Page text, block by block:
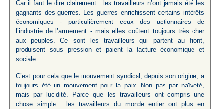
Car il faut le dire clairement : les travailleurs n’ont jamais été les
gagnants des guerres. Les guerres enrichissent certains intérêts
économiques - particulièrement ceux des actionnaires de
l’industrie de l’armement - mais elles coûtent toujours très cher
aux peuples. Ce sont les travailleurs qui partent au front,
produisent sous pression et paient la facture économique et
sociale.
C’est pour cela que le mouvement syndical, depuis son origine, a
toujours été un mouvement pour la paix. Non pas par naïveté,
mais par lucidité. Parce que les travailleurs ont compris une
chose simple : les travailleurs du monde entier ont plus en